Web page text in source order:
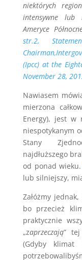
niektórych
intensywne lub
Ameryce
str.2,
(Ipcc) at the
November 28,
Nawiasem
mierzona
Energy), jest w
niespotykanym
Stany
najdłuższego
od ponad
lub silniejszy,
Załóżmy
bo przecież
praktycznie
„zaprzeczają” tej
(Gdyby